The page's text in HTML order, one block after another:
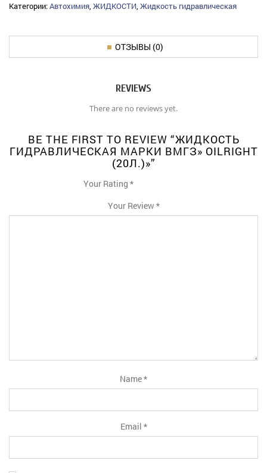
Категории:Автохимия, ЖИДКОСТИ, Жидкость гидравлическая
ОТЗЫВЫ (0)
REVIEWS
There are no reviews yet.
BE THE FIRST TO REVIEW “ЖИДКОСТЬ
ГИДРАВЛИЧЕСКАЯ МАРКИ ВМГЗ» OILRIGHT
(20Л.)»”
Your Rating *
1 4
Your Review *
Name*
Email *